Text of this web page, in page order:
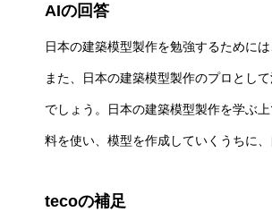
AIの回答
日本の建築模型製作を勉強するために
また、日本の建築模型製作のプロとし
でしょう。日本の建築模型製作を学ぶ
料を使い、模型を作成していくうちに
tecoの補足